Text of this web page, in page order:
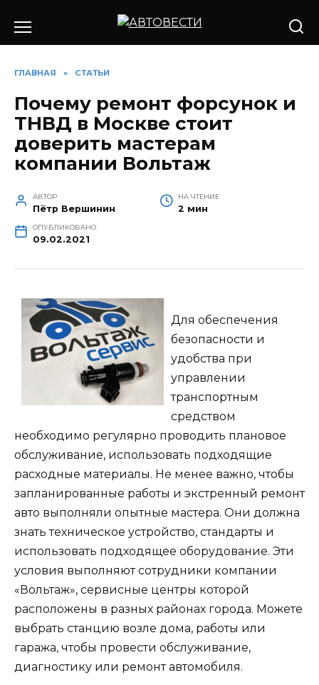
содержанию
ГЛАВНАЯ » СТАТЬИ
Почему ремонт форсунок и
ТНВД в Москве стоит
доверить мастерам
компании Вольтаж
АВТОР
Пётр Вершинин
НА ЧТЕНИЕ
2 мин
ОПУБЛИКОВАНО
09.02.2021
Для обеспечения
безопасности и
удобства при
управлении
транспортным
средством
необходимо регулярно проводить плановое
обслуживание, использовать подходящие
расходные материалы. Не менее важно, чтобы
запланированные работы и экстренный ремонт
авто выполняли опытные мастера. Они должна
знать техническое устройство, стандарты и
использовать подходящее оборудование. Эти
условия выполняют сотрудники компании
«Вольтаж», сервисные центры которой
расположены в разных районах города. Можете
выбрать станцию возле дома, работы или
гаража, чтобы провести обслуживание,
диагностику или ремонт автомобиля.